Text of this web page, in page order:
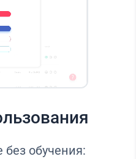
без обучения: